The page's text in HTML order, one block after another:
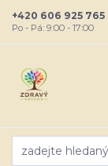
+420 606 925 765
Po - Pá: 9:00 - 17:00